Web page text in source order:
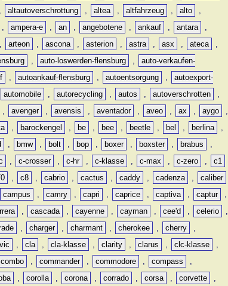
, altautoverschrottung , altea , altfahrzeug , alto
,
, ampera-e , an , angebotene , ankauf , antara
,
, arteon , ascona , asterion , astra , asx , ateca
,
, auto-loswerden-flensburg ,
auto-verkaufen-
, autoankauf-flensburg , autoentsorgung ,
autoexport-
automobile , autorecycling , autos , autoverschrotten
,
, avenger , avensis , aventador , aveo , ax , aygo
,
, barockengel , be , bee , beetle , bel , berlina
,
, bmw , bolt , bop , boxer , boxster , brabus
,
, c-crosser , c-hr , c-klasse , c-max , c-zero ,
c1
, c8 , cabrio , cactus , caddy , cadenza ,
caliber
campus , camry , capri , caprice , captiva , captur
,
, cascada , cayenne , cayman , cee'd , celerio
,
, charger , charmant , cherokee , cherry
,
, cla , cla-klasse , clarity , clarus , clc-klasse
,
combo , commander , commodore , compass
,
, corolla , corona , corrado , corsa , corvette
,